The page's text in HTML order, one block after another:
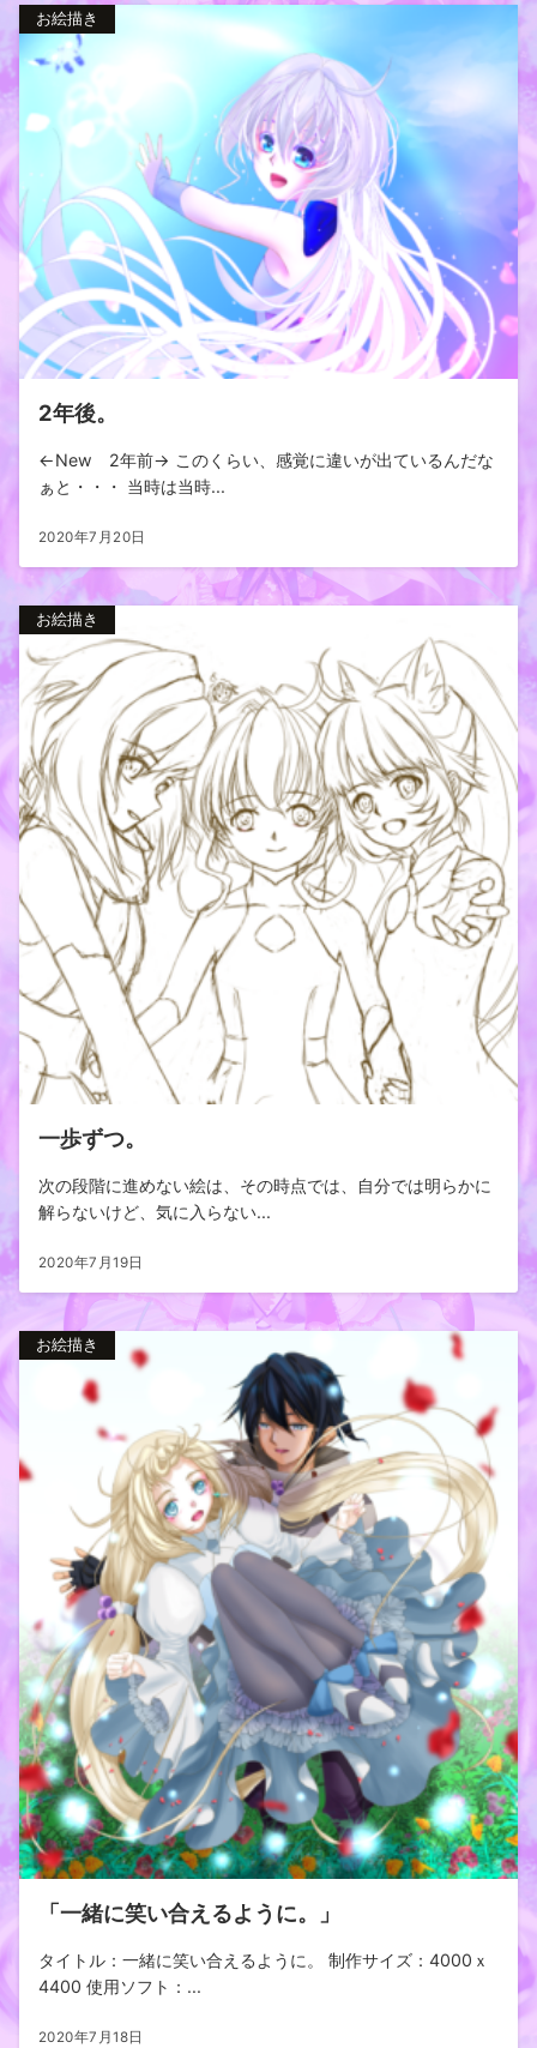
お絵描き
2年後。
←New 2年前→ このくらい、感覚に違いが出ているんだな
ぁと・・・ 当時は当時...
2020年7月20日
お絵描き
一歩ずつ。
次の段階に進めない絵は、その時点では、自分では明らかに
解らないけど、気に入らない...
2020年7月19日
お絵描き
「一緒に笑い合えるように。」
タイトル：一緒に笑い合えるように。 制作サイズ：4000ｘ
4400 使用ソフト：...
2020年7月18日